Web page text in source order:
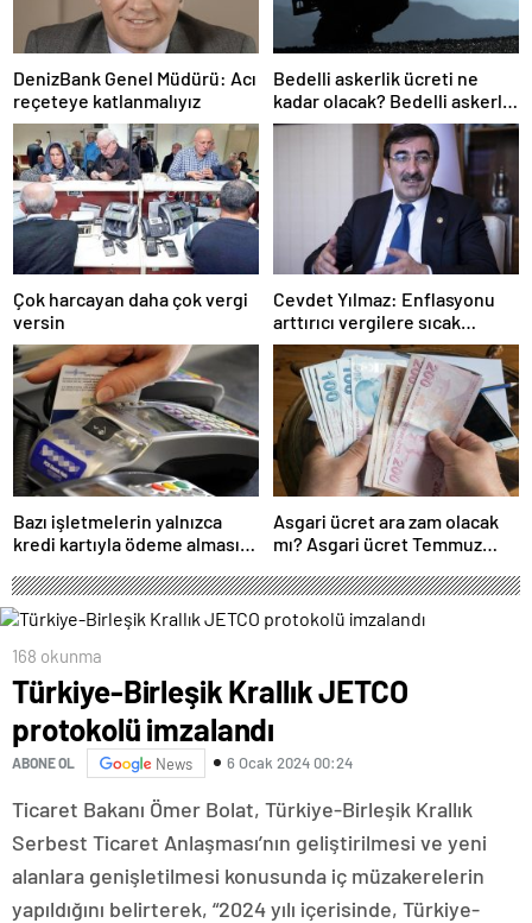
DenizBank Genel Müdürü: Acı
reçeteye katlanmalıyız
Bedelli askerlik ücreti ne
kadar olacak? Bedelli askerlik
ücreti 2024 Temmuz…
Çok harcayan daha çok vergi
versin
Cevdet Yılmaz: Enflasyonu
arttırıcı vergilere sıcak
bakmıyoruz ama…
Bazı işletmelerin yalnızca
kredi kartıyla ödeme alması
Asgari ücret ara zam olacak
mı? Asgari ücret Temmuz
168 okunma
Türkiye-Birleşik Krallık JETCO
protokolü imzalandı
ABONE OL News 6 Ocak 2024 00:24
Ticaret Bakanı Ömer Bolat, Türkiye-Birleşik Krallık
Serbest Ticaret Anlaşması’nın geliştirilmesi ve yeni
alanlara genişletilmesi konusunda iç müzakerelerin
yapıldığını belirterek, “2024 yılı içerisinde, Türkiye-